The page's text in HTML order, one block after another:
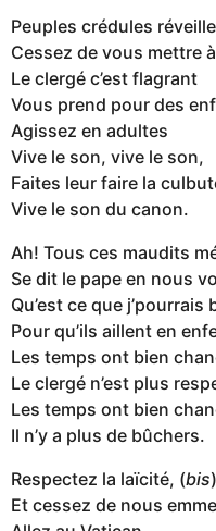
Peuples crédules
Cessez de vous mettre
Le clergé c’est flagrant
Vous prend pour des
Agissez en adultes
Vive le son, vive le son,
Faites leur faire la
Vive le son du canon.
Ah! Tous ces maudits
Se dit le pape en nous
Qu’est ce que j’pourrais
Pour qu’ils aillent en
Les temps ont bien
Le clergé n’est plus
Les temps ont bien
Il n’y a plus de bûchers.
Respectez la laïcité, (bis)
Et cessez de nous